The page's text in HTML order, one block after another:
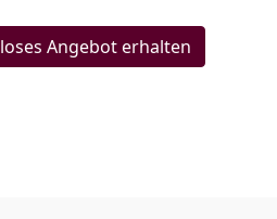
Angebot erhalten